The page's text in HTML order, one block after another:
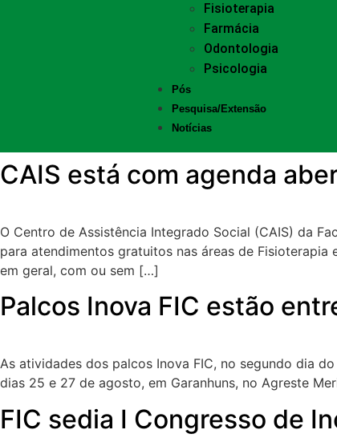
Fisioterapia
Farmácia
Odontologia
Psicologia
Pós
Pesquisa/Extensão
Notícias
CAIS está com agenda
O Centro de Assistência Integrado Social (CAIS) da
para atendimentos gratuitos nas áreas de
em geral, com ou sem […]
Palcos Inova FIC estão
As atividades dos palcos Inova FIC, no segundo dia
dias 25 e 27 de agosto, em Garanhuns, no Agreste
FIC sedia I Congresso de